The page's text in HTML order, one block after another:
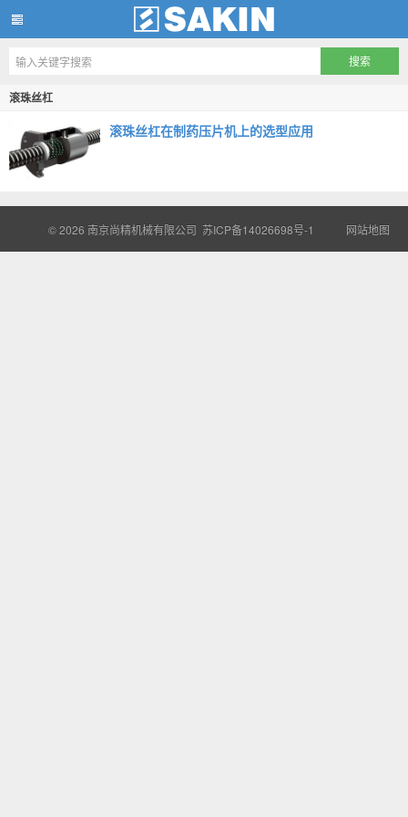
南京尚精机械有限公司
滚珠丝杠
滚珠丝杠在制药压片机上的选型应用
© 2026 南京尚精机械有限公司 苏ICP备14026698号-1 网站地图